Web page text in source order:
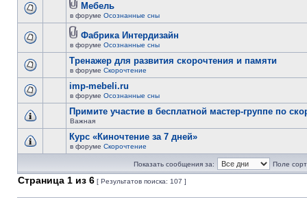
Мебель
в форуме Осознанные сны
Фабрика Интердизайн
в форуме Осознанные сны
Тренажер для развития скорочтения и памяти
в форуме Скорочтение
imp-mebeli.ru
в форуме Осознанные сны
Примите участие в бесплатной мастер-группе по
Важная
Курс «Киночтение за 7 дней»
в форуме Скорочтение
Показать сообщения за: Поле
Страница 1 из 6 [ Результатов поиска: 107 ]